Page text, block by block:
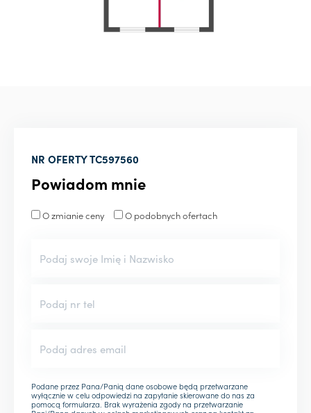
NR OFERTYTC597560
Powiadom mnie
O zmianie ceny O podobnych ofertach
Podane przez Pana/Panią dane osobowe będą przetwarzane
wyłącznie w celu odpowiedzi na zapytanie skierowane do nas za
pomocą formularza. Brak wyrażenia zgody na przetwarzanie